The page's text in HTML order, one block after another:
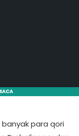
para qori